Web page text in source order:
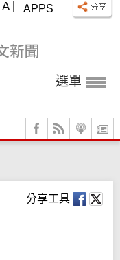
APPS
A
選單
分享工具